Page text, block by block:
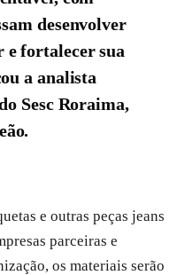
desenvolver
e fortalecer sua
a analista
Sesc Roraima,
e outras peças jeans
parceiras e
os materiais serão